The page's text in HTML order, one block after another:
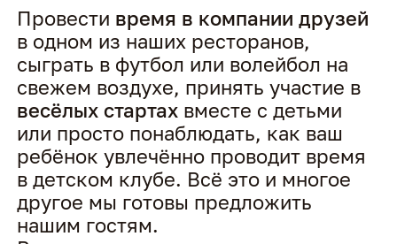
Провести время в компании друзей
в одном из наших ресторанов,
сыграть в футбол или волейбол на
свежем воздухе, принять участие в
весёлых стартах вместе с детьми
или просто понаблюдать, как ваш
ребёнок увлечённо проводит время
в детском клубе. Всё это и многое
другое мы готовы предложить
нашим гостям.